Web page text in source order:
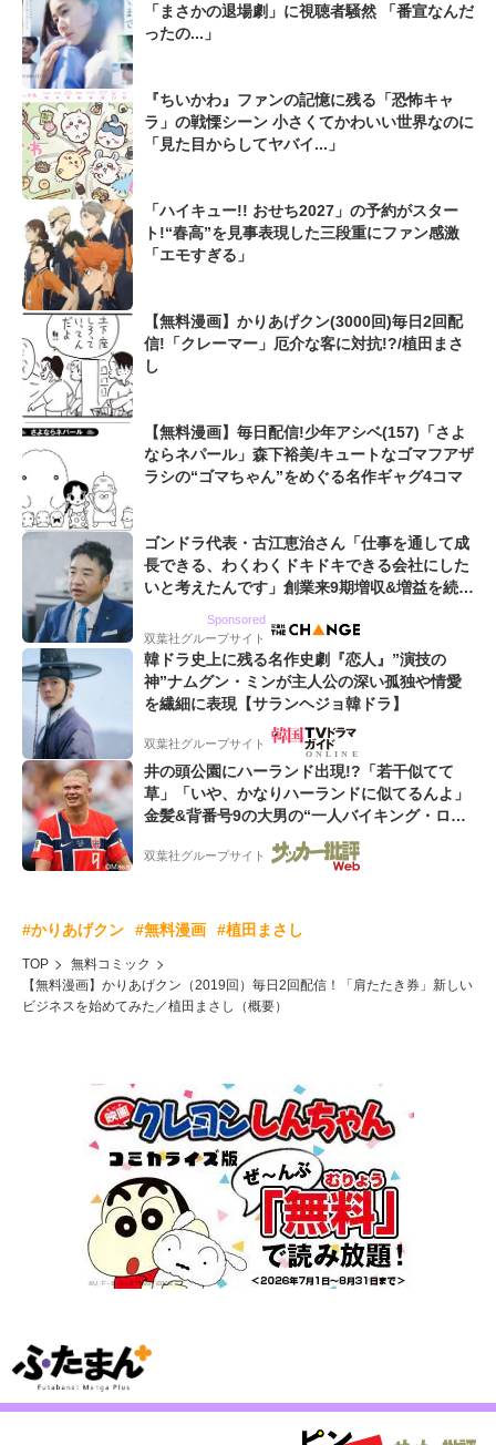
「まさかの退場劇」に視聴者騒然 「番宣なんだ
ったの...」
『ちいかわ』ファンの記憶に残る「恐怖キャ
ラ」の戦慄シーン 小さくてかわいい世界なのに
「見た目からしてヤバイ...」
「ハイキュー!! おせち2027」の予約がスター
ト!“春高”を見事表現した三段重にファン感激
「エモすぎる」
【無料漫画】かりあげクン(3000回)毎日2回配
信!「クレーマー」厄介な客に対抗!?/植田まさ
し
【無料漫画】毎日配信!少年アシベ(157)「さよ
ならネパール」森下裕美/キュートなゴマフアザ
ラシの“ゴマちゃん”をめぐる名作ギャグ4コマ
ゴンドラ代表・古江恵治さん「仕事を通して成
長できる、わくわくドキドキできる会社にした
いと考えたんです」創業来9期増収&増益を続け
Sponsored
双葉社グループサイト
韓ドラ史上に残る名作史劇『恋人』”演技の
神”ナムグン・ミンが主人公の深い孤独や情愛
を繊細に表現【サランヘジョ韓ドラ】
双葉社グループサイト
井の頭公園にハーランド出現!?「若干似てて
草」「いや、かなりハーランドに似てるんよ」
金髪&背番号9の大男の“一人バイキング・ロ
ー”映像が話題!「元気をもらった」
双葉社グループサイト
#かりあげクン #無料漫画 #植田まさし
TOP
無料コミック
【無料漫画】かりあげクン（2019回）毎日2回配信！「肩たたき券」新しい
ビジネスを始めてみた／植田まさし（概要）